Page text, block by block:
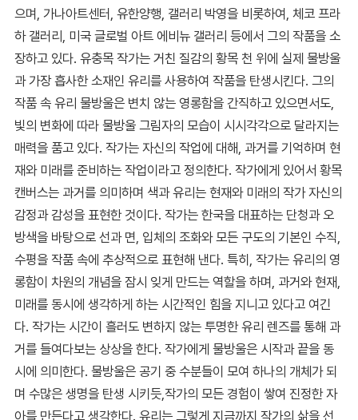
으며, 가나아트센터, 유한양행, 갤러리 박영을 비롯하여, 체코 프라
하 갤러리, 미국 글로벌 아트 에비뉴 갤러리 등에서 그의 작품을 소
장하고 있다. 유충목 작가는 거친 질감의 황목 천 위에 실제 물방울
과 가장 흡사한 소재인 유리를 사용하여 작품을 탄생시킨다. 그의
작품 속 유리 물방울은 변치 않는 영롱함을 간직하고 있으면서도,
빛의 변화에 따라 물방울 그림자의 모습이 시시각각으로 달라지는
매력을 품고 있다. 작가는 자신의 작업에 대해, 과거를 기억하며 현
재와 미래를 준비하는 작업이라고 정의한다. 작가에게 있어서 황목
캔버스는 과거를 의미하며 색과 유리는 현재와 미래의 작가 자신의
감정과 감성을 표현한 것이다. 작가는 한국을 대표하는 단청과 오
방색을 바탕으로 선과 면, 입체의 조화와 모든 구도의 기본인 수직,
수평을 작품 속에 추상적으로 표현해 낸다. 특히, 작가는 유리의 영
롱함이 차원의 개념을 잠시 잊게 만드는 역할을 하며, 과거와 현재,
미래를 동시에 생각하게 하는 시간적인 힘을 지니고 있다고 여긴
다. 작가는 시간이 흘러도 변하지 않는 투명한 유리 렌즈를 통해 과
거를 들여다보는 상상을 한다. 작가에게 물방울은 시작과 끝을 동
시에 의미한다. 물방울은 공기 중 수분들이 모여 하나의 개체가 되
며 수많은 생명을 탄생 시키듯,작가의 모든 경험이 쌓여 진정한 자
아를 만든다고 생각한다. 유리는 그렇게 지금까지 작가의 삶을 선